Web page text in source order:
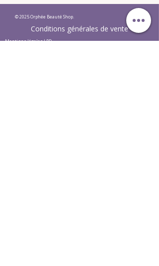
© 2025 Orphée Beauté Shop.
Conditions générales de vente
Mentions légales LPD